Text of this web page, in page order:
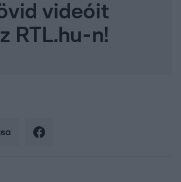
videóit
RTL.hu-n!